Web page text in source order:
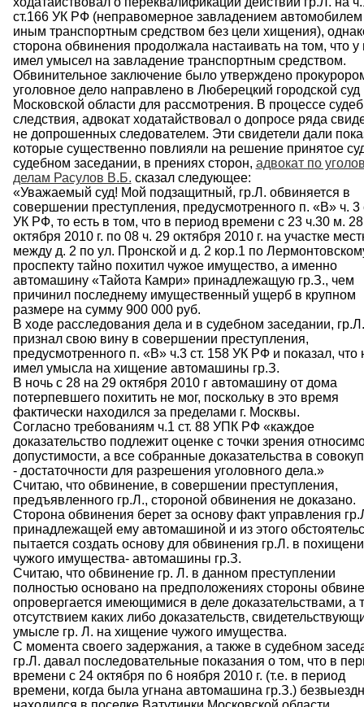
ст.166 УК РФ (неправомерное завладением
иным транспортным средством без цели хищения),
сторона обвинения продолжала настаивать на том, что у
имел умысел на завладение транспортным средством.
Обвинительное заключение было утверждено
уголовное дело направлено в Люберецкий городской суд
Московской области для рассмотрения. В процессе
следствия, адвокат ходатайствовал о допросе ряда
не допрошенных следователем. Эти свидетели дали
которые существенно повлияли на решение принятое
судебном заседании, в прениях сторон, адвокат по
делам Расулов В.Б. сказал следующее:
«Уважаемый суд! Мой подзащитный, гр.Л. обвиняется в
совершении преступления, предусмотренного п. «В» ч. 3
УК РФ, то есть в том, что в период времени с 23 ч.30 м. 28
октября 2010 г. по 08 ч. 29 октября 2010 г. на участке
между д. 2 по ул. Пронской и д. 2 кор.1 по
проспекту тайно похитил чужое имущество, а именно
автомашину «Тайота Камри» принадлежащую гр.З., чем
причинил последнему имущественный ущерб в крупном
размере на сумму 900 000 руб.
В ходе расследования дела и в судебном заседании,
признал свою вину в совершении преступления,
предусмотренного п. «В» ч.3 ст. 158 УК РФ и показал, что
имел умысла на хищение автомашины гр.З.
В ночь с 28 на 29 октября 2010 г автомашину от дома
потерпевшего похитить не мог, поскольку в это время
фактически находился за пределами г. Москвы.
Согласно требованиям ч.1 ст. 88 УПК РФ «каждое
доказательство подлежит оценке с точки зрения
допустимости, а все собранные доказательства в
- достаточности для разрешения уголовного дела.»
Считаю, что обвинение, в совершении преступления,
предъявленного гр.Л., стороной обвинения не доказано.
Сторона обвинения берет за основу факт управления
принадлежащей ему автомашиной и из этого
пытается создать основу для обвинения гр.Л. в
чужого имущества- автомашины гр.З.
Считаю, что обвинение гр. Л. в данном преступлении
полностью основано на предположениях стороны
опровергается имеющимися в деле доказательствами, а
отсутствием каких либо доказательств,
умысле гр. Л. на хищение чужого имущества.
С момента своего задержания, а также в судебном
гр.Л. давал последовательные показания о том, что в
времени с 24 октября по 6 ноября 2010 г. (т.е. в период
времени, когда была угнана автомашина гр.З.)